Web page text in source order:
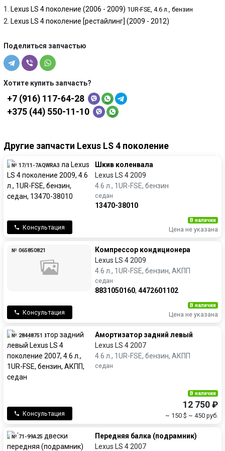
Lexus LS 4 поколение (2006 - 2009) 1UR-FSE, 4.6 л., бензин
Lexus LS 4 поколение [рестайлинг] (2009 - 2012)
Поделиться запчастью
Хотите купить запчасть?
+7 (916) 117-64-28
+375 (44) 550-11-10
Другие запчасти Lexus LS 4 поколение
№ 17/11-7AQWRA3
Шкив коленвала
Lexus LS 4 2009
4.6 л., 1UR-FSE, бензин
седан
13470-38010
Консультация
В наличии
Цена не указана
№ 065850821
Компрессор кондиционера
Lexus LS 4 2009
4.6 л., 1UR-FSE, бензин, АКПП
седан
8831050160, 4472601102
Консультация
В наличии
Цена не указана
№ 28448751
Амортизатор задний левый
Lexus LS 4 2007
4.6 л., 1UR-FSE, бензин, АКПП
седан
Консультация
В наличии
12 750 ₽
~ 150 $ ~ 450 руб.
№ 71-99A25
Передняя балка (подрамник)
Lexus LS 4 2007